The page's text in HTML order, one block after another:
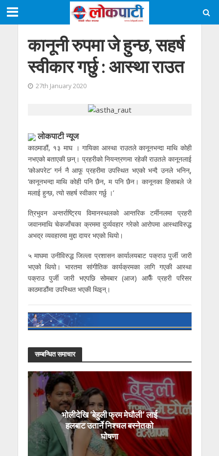
कानूनी रुपमा जे हुन्छ, सहर्ष
स्वीकार गर्छु : आस्था राउत
27th January 2020
लाेकपाटी न्यूज
काठमाडौं, १३ माघ । गायिका आस्था राउतले कानूनभन्दा माथि कोही
नभएको बताएकी छन्। प्रहरीको नियन्त्रणमा रहेकी राउतले कानूनलाई
‘कोअपरेट’ गर्न नै आफू प्रहरीमा उपस्थित भएको भन्दै उनले भनिन्,
‘कानूनभन्दा माथि कोही पनि छैन, म पनि छैन। कानूनका हिसाबले जे
मलाई हुन्छ, त्यो सहर्ष स्वीकार गर्छु ।’
त्रिभुवन अन्तर्राष्ट्रिय विमानस्थलको आन्तरिक टर्मीनलमा प्रहरी
जवानमाथि चेकजाँचका क्रममा दुर्व्यवहार गरेको आरोपमा आस्थाविरुद्ध
अभद्र व्यवहारमा मुद्दा दायर भएको थियो।
५ माघमा उनीविरुद्ध जिल्ला प्रशासन कार्यालयबाट पक्राउ पुर्जी जारी
भएको थियो। भारतमा सांगीतिक कार्यक्रमका लागि गएकी आस्था
पक्राउ पुर्जी जारी भएपछि सोमबार (आज) आफैँ प्रहरी परिसर
काठमाडौंमा उपस्थित भएकी थिइन्।
सम्बन्धित समाचार
भोलीदेखि ‘बेहुली फ्रम मेघौली’ लाई
हलबाट उतार्ने निश्चल बस्नेतको
घोषणा